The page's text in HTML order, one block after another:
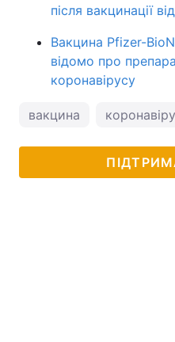
після вакцинації
Вакцина Pfizer-
відомо про
коронавірусу
вакцина